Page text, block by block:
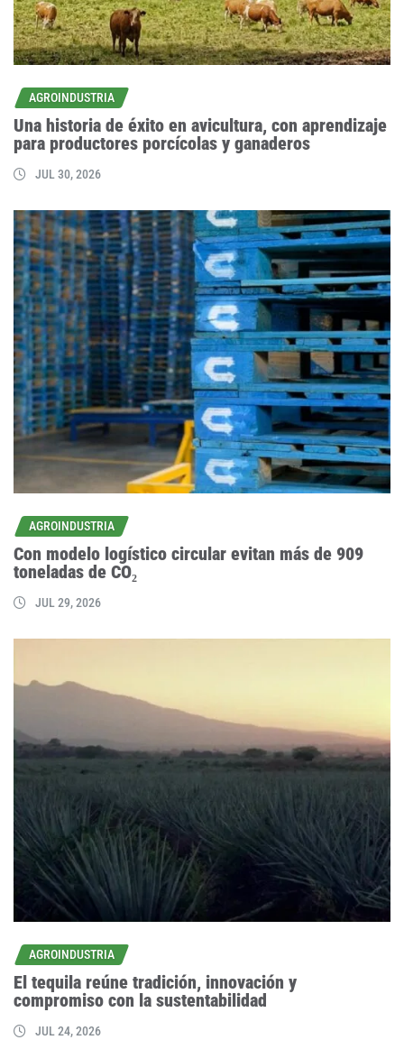
AGROINDUSTRIA
Una historia de éxito en avicultura, con aprendizaje
para productores porcícolas y ganaderos
JUL 30, 2026
AGROINDUSTRIA
Con modelo logístico circular evitan más de 909
toneladas de CO₂
JUL 29, 2026
AGROINDUSTRIA
El tequila reúne tradición, innovación y
compromiso con la sustentabilidad
JUL 24, 2026